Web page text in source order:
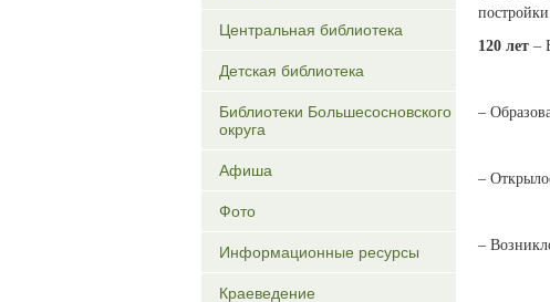
Центральная библиотека
Детская библиотека
Библиотеки Большесосновского
округа
Афиша
Фото
Информационные ресурсы
Краеведение
120 лет –
–
–
–